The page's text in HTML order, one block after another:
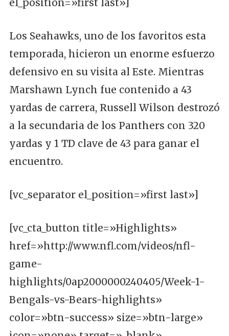
el_position=»first last»]
Los Seahawks, uno de los favoritos esta
temporada, hicieron un enorme esfuerzo
defensivo en su visita al Este. Mientras
Marshawn Lynch fue contenido a 43
yardas de carrera, Russell Wilson destrozó
a la secundaria de los Panthers con 320
yardas y 1 TD clave de 43 para ganar el
encuentro.
[vc_separator el_position=»first last»]
[vc_cta_button title=»Highlights»
href=»http://www.nfl.com/videos/nfl-
game-
highlights/0ap2000000240405/Week-1-
Bengals-vs-Bears-highlights»
color=»btn-success» size=»btn-large»